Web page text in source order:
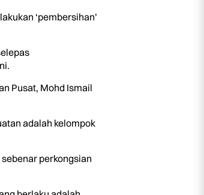
‘pembersihan’
Pusat, Mohd Ismail
adalah kelompok
perkongsian